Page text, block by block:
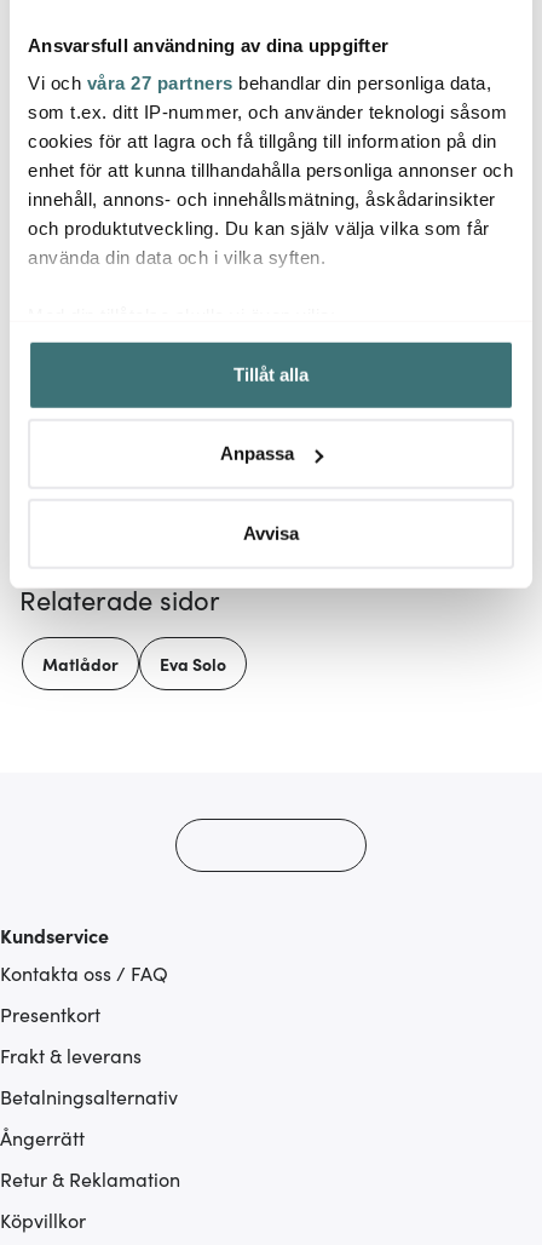
Ansvarsfull användning av dina uppgifter
Vi och våra 27 partners behandlar din personliga data,
som t.ex. ditt IP-nummer, och använder teknologi såsom
cookies för att lagra och få tillgång till information på din
enhet för att kunna tillhandahålla personliga annonser och
innehåll, annons- och innehållsmätning, åskådarinsikter
och produktutveckling. Du kan själv välja vilka som får
använda din data och i vilka syften.
Samla in information om din geografiska plats som
kan ha en noggrannhet på upp till flera meter
Identifiera din enhet genom att aktivt skanna den för
Ta reda på mer om hur dina personliga uppgifter
Du kan ändra eller dra tillbaka ditt samtycke när som
Vi använder cookies för att innehållet och annonserna
ska anpassas efter det som vi tror att du tycker om. Det
gör också att vi kan analysera vår trafik och göra
Tillåt alla
Anpassa
Avvisa
Eva Solo
Facet Dricksglas 27 cl
6-pack
199 kr 399 kr
Eva Solo
Kylskåpskaraff 1 L Dark
Grey
454 kr
Eva
Låt dig inspireras av våra kunder
Relaterade sidor
Matlådor Eva Solo
Kundservice
Kontakta oss / FAQ
Presentkort
Frakt & leverans
Betalningsalternativ
Ångerrätt
Retur & Reklamation
Köpvillkor